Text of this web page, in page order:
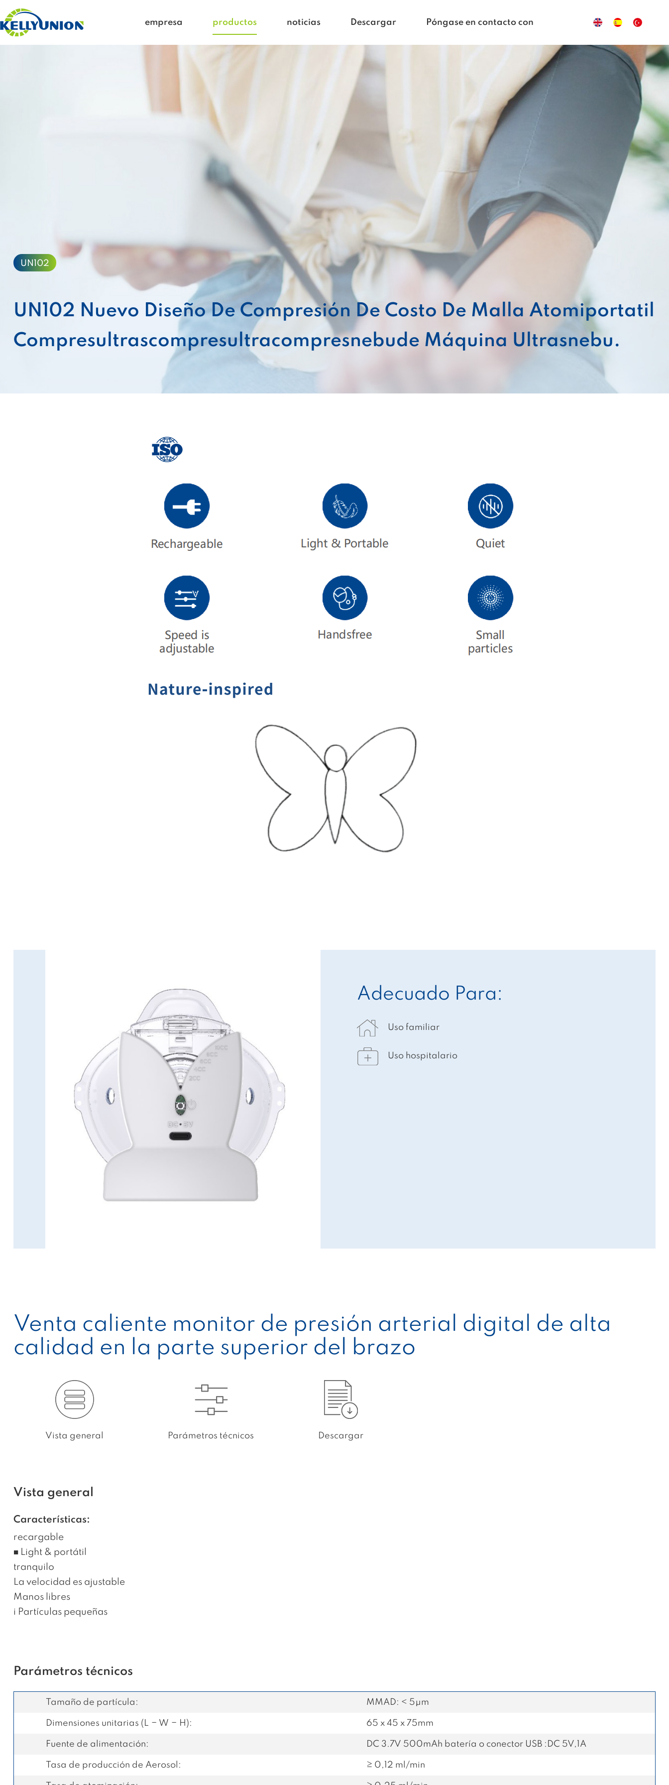
empresa productos
Vetcare
Rehacare
noticias Descargar Póngase en contacto con
UN102
UN102 Nuevo Diseño De Compresión De Costo De Malla Atomiportatil
Compresultrascompresultracompresnebude Máquina Ultrasnebu.
Adecuado Para:
Uso familiar
Uso hospitalario
Venta caliente monitor de presión arterial digital de alta
calidad en la parte superior del brazo
Vista general Parámetros técnicos Descargar
Vista general
Características:
recargable
■ Light & portátil
tranquilo
La velocidad es ajustable
Manos libres
i Partículas pequeñas
Parámetros técnicos
Tamaño de partícula: MMAD: < 5μm
Dimensiones unitarias (L − W − H): 65 x 45 x 75mm
Fuente de alimentación: DC 3.7V 500mAh batería o conector USB :DC 5V,1A
Tasa de producción de Aerosol : ≥ 0,12 ml/min